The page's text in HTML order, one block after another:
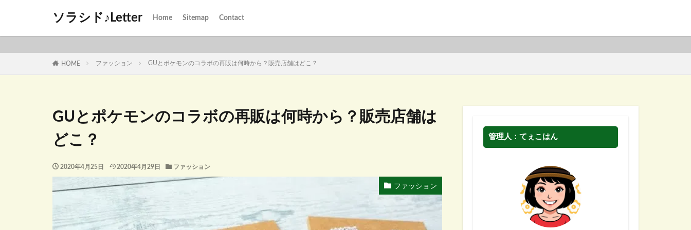
ソラシド♪Letter Home Sitemap Contact
HOME ファッション GUとポケモンのコラボの再販は何時から？販売店舗はどこ？
GUとポケモンのコラボの再販は何時から？販売店舗は
どこ？
2020年4月25日 2020年4月29日 ファッション
ファッション
管理人：てぇこはん